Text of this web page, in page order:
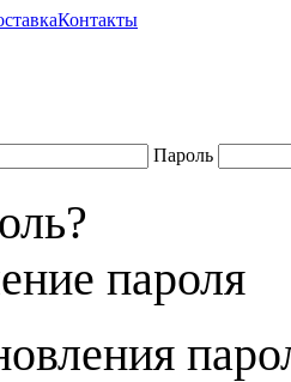
Контакты
Пароль
пароля